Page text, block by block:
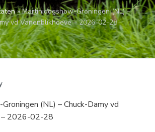
»Martinidogshow-Groningen (NL) –
vd Vanenblikhoeve – 2026-02-28
(NL) – Chuck-Damy vd
– 2026-02-28